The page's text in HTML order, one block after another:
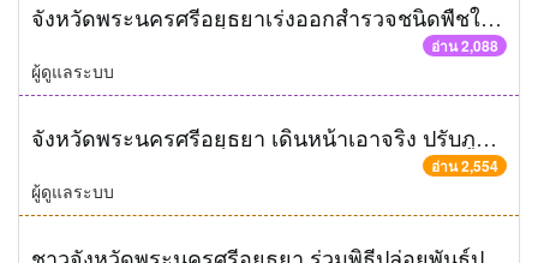
จังหวัดพระนครศรีอยุธยาเร่งออกสำรวจชนิดพืชใช้น้ำน้อยของเกษตรกรแต่ละพื้นที่ เพื่อให้การช่วยเหลือเกษตรกรเป็นไปตามเป้าหมาย
อ่าน 2,088
ผู้ดูแลระบบ
จังหวัดพระนครศรีอยุธยา เดินหน้าเอาจริง ปรับภูมิทัศน์ พัฒนาเมืองมรดกโลก
อ่าน 2,554
ผู้ดูแลระบบ